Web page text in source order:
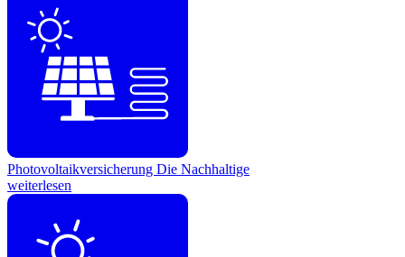
Photovoltaikversicherung Die Nachhaltige
weiterlesen